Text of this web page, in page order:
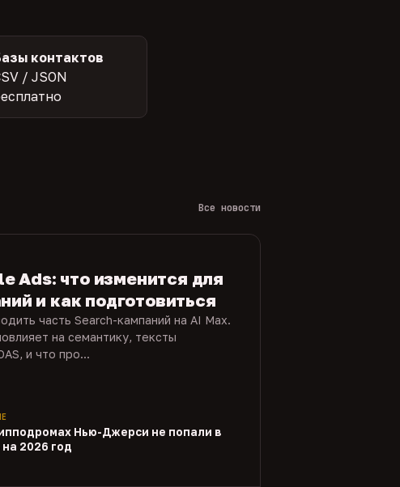
контактов
/ JSON
Все новости
Ads: что изменится для
и как подготовиться
часть Search-кампаний на AI Max.
на семантику, тексты
и что про...
Нью-Джерси не попали в
2026 год